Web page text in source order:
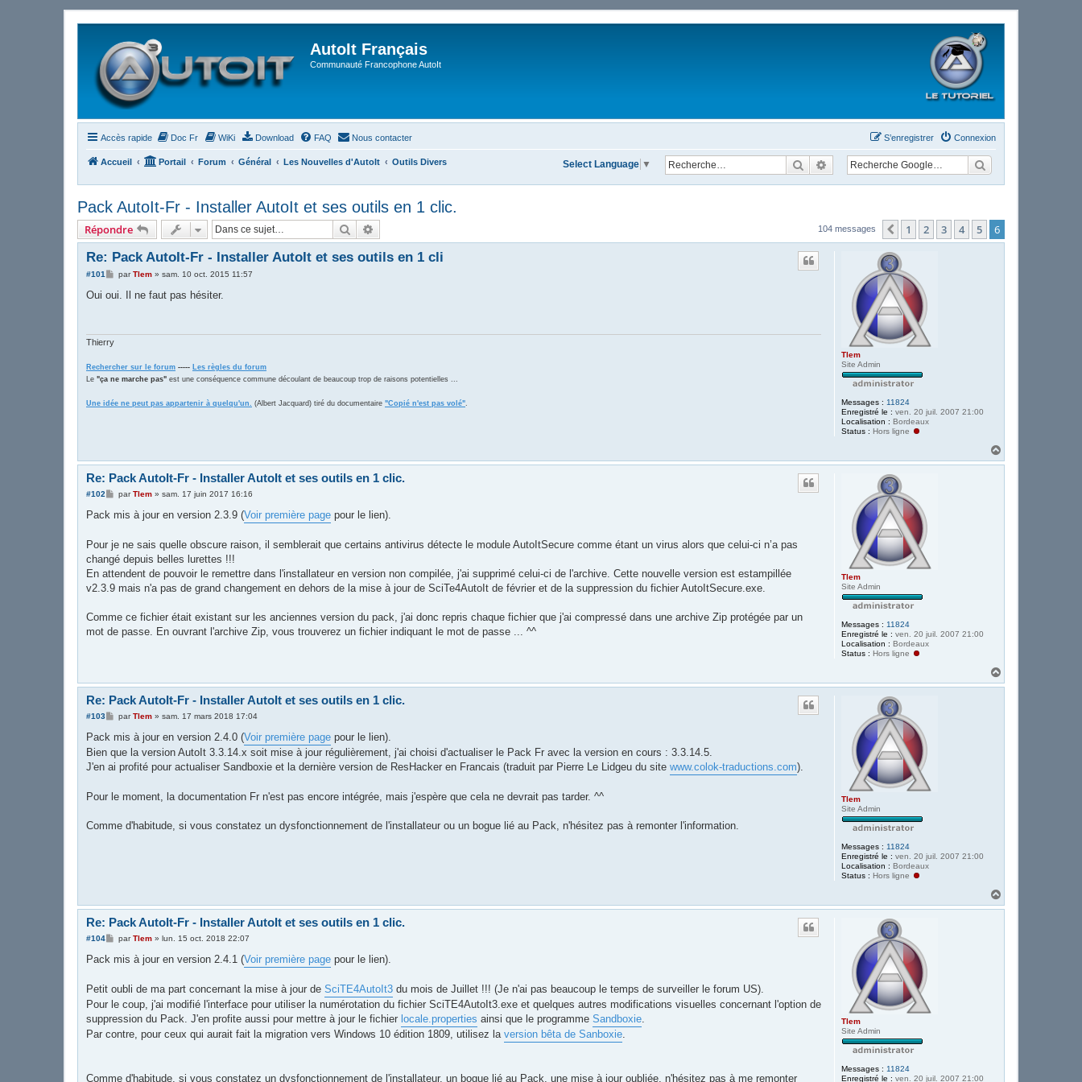
AutoIt Français
Communauté Francophone AutoIt
Accès rapide Doc Fr WiKi Download FAQ Nous contacter Connexion
S’enregistrer
Accueil Portail Forum Général Les Nouvelles d'AutoIt Outils Divers RechercherRecherche avancée
Select Language ▼
Pack AutoIt-Fr - Installer AutoIt et ses outils en 1 clic.
Répondre Rechercher 104 messages Précédente
1 2 3 4 5 6
Tlem
Site Admin
Messages : 11824
Enregistré le : ven. 20 juil. 2007 21:00
Localisation : Bordeaux
Status : Hors ligne
Re: Pack AutoIt-Fr - Installer AutoIt et ses outils en 1 cli
#101
M
s
parTlem» sam. 10 oct. 2015 11:57
Oui oui. Il ne faut pas hésiter.
Thierry
Rechercher sur le forum -----
Les règles du forum
Le "ça ne marche pas" est une conséquence commune découlant de beaucoup trop de raisons potentielles ...
Une idée ne peut pas appartenir à quelqu'un. (Albert Jacquard) tiré du documentaire "Copié n'est pas volé"
a
Tlem
Site Admin
Messages : 11824
Enregistré le : ven. 20 juil. 2007 21:00
Localisation : Bordeaux
Status : Hors ligne
Re: Pack AutoIt-Fr - Installer AutoIt et ses outils en 1 clic.
#102
M
s
g
e
parTlem» sam. 17 juin 2017 16:16
Pack mis à jour en version 2.3.9 (Voir première page pour le lien).
Pour je ne sais quelle obscure raison, il semblerait que certains antivirus détecte le module AutoItSecure comme étant un virus alors que celui-ci n’a pas
changé depuis belles lurettes !!!
En attendent de pouvoir le remettre dans l'installateur en version non compilée, j'ai supprimé celui-ci de l'archive. Cette nouvelle version est estampillée
v2.3.9 mais n'a pas de grand changement en dehors de la mise à jour de SciTe4AutoIt de février et de la suppression du fichier AutoItSecure.exe.
Comme ce fichier était existant sur les anciennes version du pack, j'ai donc repris chaque fichier que j'ai compressé dans une archive Zip protégée par un
mot de passe. En ouvrant l'archive Zip, vous trouverez un fichier indiquant le mot de passe ... ^^
a
Tlem
Site Admin
Messages : 11824
Enregistré le : ven. 20 juil. 2007 21:00
Localisation : Bordeaux
Status : Hors ligne
Re: Pack AutoIt-Fr - Installer AutoIt et ses outils en 1 clic.
#103
M
s
a
g
e
parTlem» sam. 17 mars 2018 17:04
Pack mis à jour en version 2.4.0 (Voir première page pour le lien).
Bien que la version AutoIt 3.3.14.x soit mise à jour régulièrement, j'ai choisi d'actualiser le Pack Fr avec la version en cours : 3.3.14.5.
J'en ai profité pour actualiser Sandboxie et la dernière version de ResHacker en Francais (traduit par Pierre Le Lidgeu du site www.colok-traductions.com).
Pour le moment, la documentation Fr n'est pas encore intégrée, mais j'espère que cela ne devrait pas tarder. ^^
Comme d'habitude, si vous constatez un dysfonctionnement de l'installateur ou un bogue lié au Pack, n'hésitez pas à remonter l'information.
a
Tlem
Site Admin
Messages : 11824
Enregistré le : ven. 20 juil. 2007 21:00
Re: Pack AutoIt-Fr - Installer AutoIt et ses outils en 1 clic.
#104
M
s
g
e
parTlem» lun. 15 oct. 2018 22:07
Pack mis à jour en version 2.4.1 (Voir première page pour le lien).
Petit oubli de ma part concernant la mise à jour de SciTE4AutoIt3 du mois de Juillet !!! (Je n'ai pas beaucoup le temps de surveiller le forum US).
Pour le coup, j'ai modifié l'interface pour utiliser la numérotation du fichier SciTE4AutoIt3.exe et quelques autres modifications visuelles concernant l'option de
suppression du Pack. J'en profite aussi pour mettre à jour le fichier locale.properties ainsi que le programme Sandboxie
Par contre, pour ceux qui aurait fait la migration vers Windows 10 édition 1809, utilisez la version bêta de Sanboxie
Comme d'habitude, si vous constatez un dysfonctionnement de l'installateur, un bogue lié au Pack, une mise à jour oubliée, n'hésitez pas à me remonter